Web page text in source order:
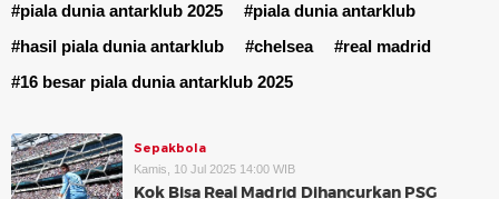
#piala dunia antarklub 2025
#piala dunia antarklub
#hasil piala dunia antarklub
#chelsea
#real madrid
#16 besar piala dunia antarklub 2025
Sepakbola
Kamis, 10 Jul 2025 14:00 WIB
Kok Bisa Real Madrid Dihancurkan PSG